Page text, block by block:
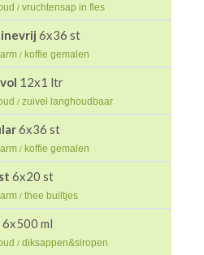
/ vruchtensap in fles
6x36 st
/ koffie gemalen
12x1 ltr
/ zuivel langhoudbaar
6x36 st
/ koffie gemalen
6x20 st
/ thee builtjes
6x500 ml
/ diksappen&siropen